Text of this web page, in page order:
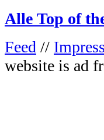
Alle Top of
Feed //
website is ad